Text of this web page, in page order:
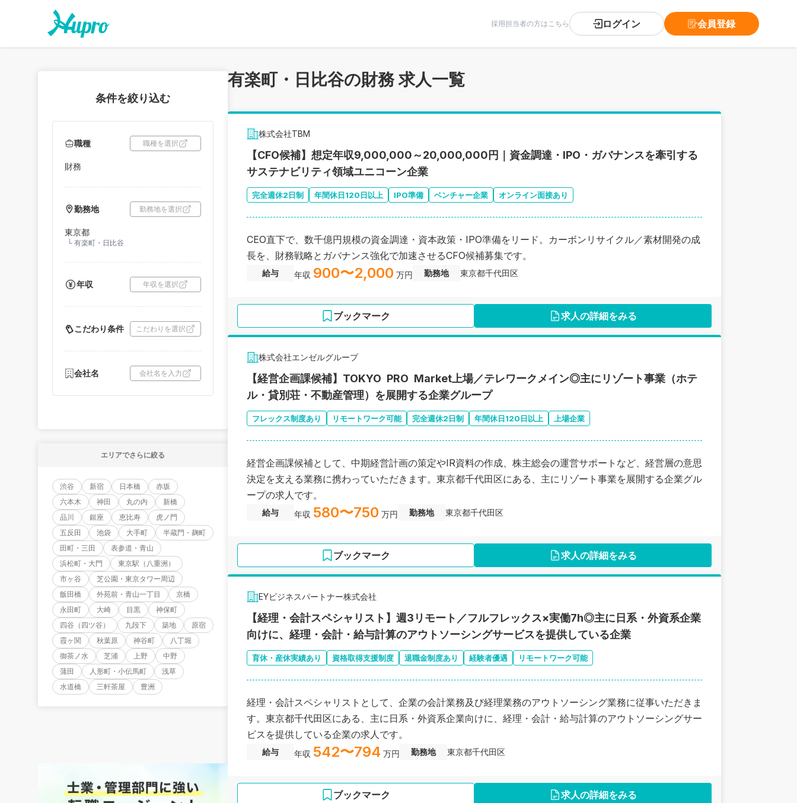
採用担当者の方はこちら ログイン 会員登録
条件を絞り込む
職種 職種を選択
財務
勤務地 勤務地を選択
東京都
└ 有楽町・日比谷
年収 年収を選択
こだわり条件 こだわりを選択
会社名 会社名を入力
エリアでさらに絞る
渋谷 新宿 日本橋
赤坂
六本木
神田 丸の内
新橋
品川
銀座 恵比寿
虎ノ門
五反田
池袋 大手町
半蔵門・麹町
田町・三田
表参道・青山
浜松町・大門
東京駅（八重洲）
市ヶ谷
芝公園・東京タワー周辺
飯田橋
外苑前・青山一丁目
京橋
永田町
大崎 目黒
神保町
四谷（四ツ谷）
九段下 築地
原宿
霞ヶ関
秋葉原 神谷町
八丁堀
御茶ノ水
芝浦 上野
中野
蒲田
人形町・小伝馬町
浅草
水道橋
三軒茶屋 豊洲
有楽町・日比谷の財務 求人一覧
株式会社TBM
【CFO候補】想定年収9,000,000～20,000,000円｜資金調達・IPO・ガバナンスを牽引する
サステナビリティ領域ユニコーン企業
完全週休2日制 年間休日120日以上 IPO準備 ベンチャー企業 オンライン面接あり
CEO直下で、数千億円規模の資金調達・資本政策・IPO準備をリード。カーボンリサイクル／素材開発の成
長を、財務戦略とガバナンス強化で加速させるCFO候補募集です。
給与 年収 900〜2,000 万円 勤務地 東京都千代田区
ブックマーク 求人の詳細をみる
株式会社エンゼルグループ
【経営企画課候補】TOKYO PRO Market上場／テレワークメイン◎主にリゾート事業（ホテ
ル・貸別荘・不動産管理）を展開する企業グループ
フレックス制度あり リモートワーク可能 完全週休2日制 年間休日120日以上 上場企業
経営企画課候補として、中期経営計画の策定やIR資料の作成、株主総会の運営サポートなど、経営層の意思
決定を支える業務に携わっていただきます。東京都千代田区にある、主にリゾート事業を展開する企業グル
ープの求人です。
給与 年収 580〜750 万円 勤務地 東京都千代田区
ブックマーク 求人の詳細をみる
EYビジネスパートナー株式会社
【経理・会計スペシャリスト】週3リモート／フルフレックス×実働7h◎主に日系・外資系企業
向けに、経理・会計・給与計算のアウトソーシングサービスを提供している企業
育休・産休実績あり 資格取得支援制度 退職金制度あり 経験者優遇 リモートワーク可能
経理・会計スペシャリストとして、企業の会計業務及び経理業務のアウトソーシング業務に従事いただきま
す。東京都千代田区にある、主に日系・外資系企業向けに、経理・会計・給与計算のアウトソーシングサー
ビスを提供している企業の求人です。
給与 年収 542〜794 万円 勤務地 東京都千代田区
ブックマーク 求人の詳細をみる